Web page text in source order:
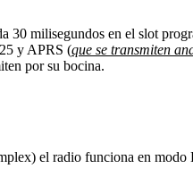
30 milisegundos en el slot
y APRS (que se transmiten
por su bocina.
el radio funciona en